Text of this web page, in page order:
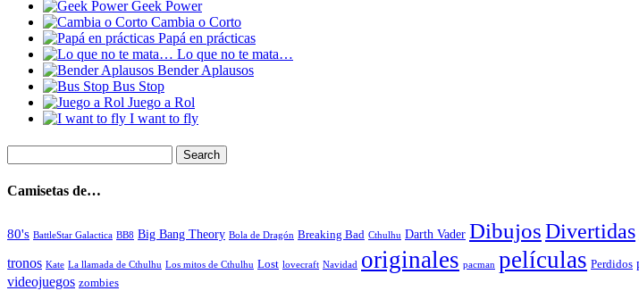
Geek Power
Cambia o Corto
Papá en prácticas
Lo que no te mata…
Bender Aplausos
Bus Stop
Juego a Rol
I want to fly
Camisetas de…
80's BattleStar Galactica BB8 Big Bang Theory Bola de Dragón Breaking Bad Cthulhu Darth Vader DibujosDivertidas
tronos Kate La llamada de Cthulhu Los mitos de Cthulhu Lost lovecraft Navidad originales pacman películas Perdidos
videojuegos zombies